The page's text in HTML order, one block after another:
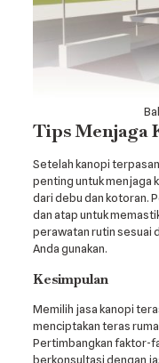
Tips Menjaga
Setelah kanopi
penting untuk menjaga
dari debu dan kotoran.
dan atap untuk
perawatan rutin sesuai
Anda gunakan.
Kesimpulan
Memilih jasa kanopi
menciptakan teras
Pertimbangkan faktor-
berkonsultasi dengan